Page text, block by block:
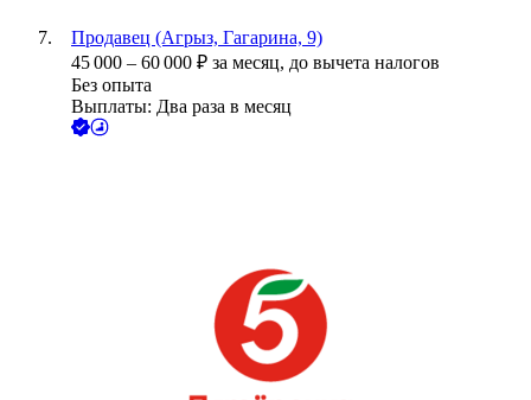
Продавец (Агрыз, Гагарина, 9)
45 000 – 60 000 ₽ за месяц, до вычета налогов
Без опыта
Выплаты: Два раза в месяц